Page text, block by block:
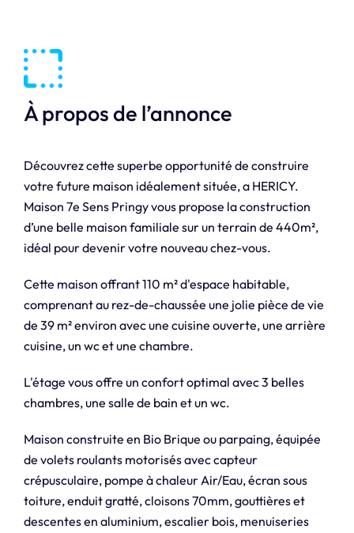
À propos de l’annonce
Découvrez cette superbe opportunité de construire
votre future maison idéalement située, a HERICY.
Maison 7e Sens Pringy vous propose la construction
d’une belle maison familiale sur un terrain de 440m²,
idéal pour devenir votre nouveau chez-vous.
Cette maison offrant 110 m² d'espace habitable,
comprenant au rez-de-chaussée une jolie pièce de vie
de 39 m² environ avec une cuisine ouverte, une arrière
cuisine, un wc et une chambre.
L'étage vous offre un confort optimal avec 3 belles
chambres, une salle de bain et un wc.
Maison construite en Bio Brique ou parpaing, équipée
de volets roulants motorisés avec capteur
crépusculaire, pompe à chaleur Air/Eau, écran sous
toiture, enduit gratté, cloisons 70mm, gouttières et
descentes en aluminium, escalier bois, menuiseries